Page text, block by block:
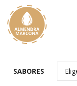
SABORES